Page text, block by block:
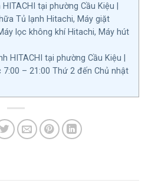
tại phường Cầu Kiệu |
Tủ lạnh Hitachi, Máy giặt
lọc không khí Hitachi, Máy hút
HITACHI tại phường Cầu Kiệu |
7:00 – 21:00 Thứ 2 đến Chủ nhật